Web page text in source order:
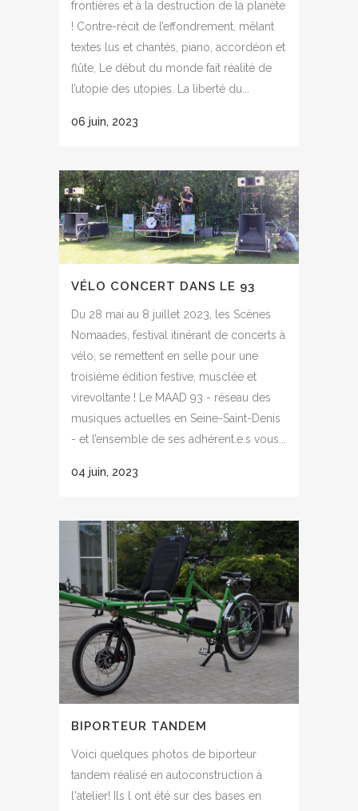
frontières et à la destruction de la planète
! Contre-récit de l’effondrement, mêlant
textes lus et chantés, piano, accordéon et
flûte, Le début du monde fait réalité de
l’utopie des utopies. La liberté du...
06 juin, 2023
VÉLO CONCERT DANS LE 93
Du 28 mai au 8 juillet 2023, les Scènes
Nomaades, festival itinérant de concerts à
vélo, se remettent en selle pour une
troisième édition festive, musclée et
virevoltante ! Le MAAD 93 - réseau des
musiques actuelles en Seine-Saint-Denis
- et l’ensemble de ses adhérent.e.s vous...
04 juin, 2023
BIPORTEUR TANDEM
Voici quelques photos de biporteur
tandem réalisé en autoconstruction à
l'atelier! Ils l ont été sur des bases en